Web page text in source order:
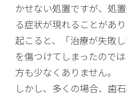
かせない処置ですが、処
る症状が現れることがあ
起こると、「治療が失敗
を傷つけてしまったので
方も少なくありません。
しかし、多くの場合、歯